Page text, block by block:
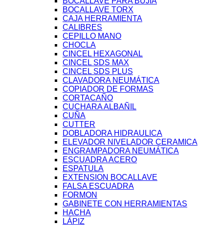
BOCALLAVE TORX
CAJA HERRAMIENTA
CALIBRES
CEPILLO MANO
CHOCLA
CINCEL HEXAGONAL
CINCEL SDS MAX
CINCEL SDS PLUS
CLAVADORA NEUMÁTICA
COPIADOR DE FORMAS
CORTACAÑO
CUCHARA ALBAÑIL
CUÑA
CUTTER
DOBLADORA HIDRAULICA
ELEVADOR NIVELADOR CERAMICA
ENGRAMPADORA NEUMÁTICA
ESCUADRA ACERO
ESPATULA
EXTENSION BOCALLAVE
FALSA ESCUADRA
FORMON
GABINETE CON HERRAMIENTAS
HACHA
LÁPIZ